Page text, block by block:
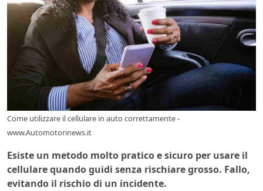
Come utilizzare il cellulare in auto correttamente -
www.Automotorinews.it
Esiste un metodo molto pratico e sicuro per usare il
cellulare quando guidi senza rischiare grosso. Fallo,
evitando il rischio di un incidente.